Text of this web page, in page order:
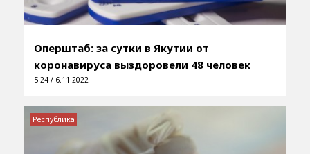
Оперштаб: за сутки в Якутии от
коронавируса выздоровели 48 человек
5:24 / 6.11.2022
Республика